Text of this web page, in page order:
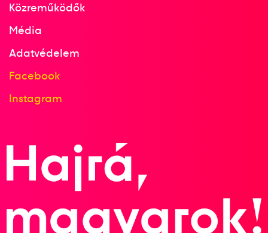
Közreműködők
Média
Adatvédelem
Facebook
Instagram